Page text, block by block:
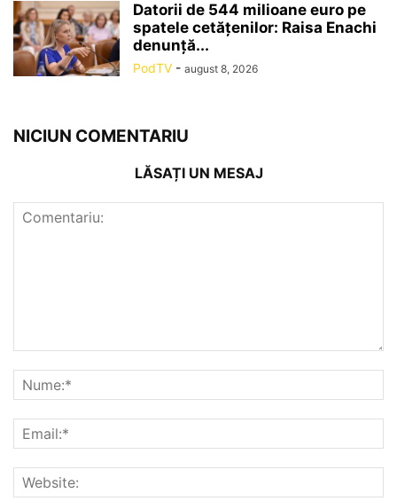
Datorii de 544 milioane euro pe
spatele cetățenilor: Raisa Enachi
denunță...
PodTV - august 8, 2026
NICIUN COMENTARIU
LĂSAȚI UN MESAJ